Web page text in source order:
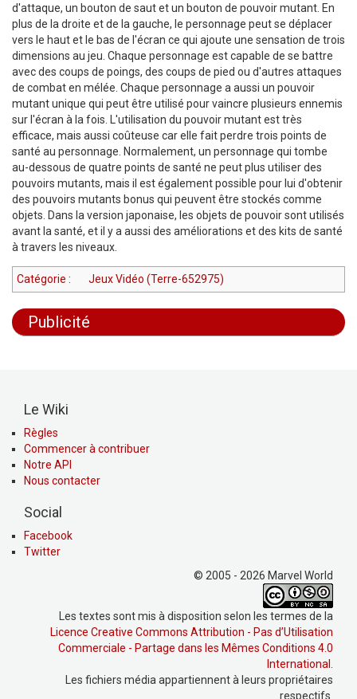
d'attaque, un bouton de saut et un bouton de pouvoir mutant. En
plus de la droite et de la gauche, le personnage peut se déplacer
vers le haut et le bas de l'écran ce qui ajoute une sensation de trois
dimensions au jeu. Chaque personnage est capable de se battre
avec des coups de poings, des coups de pied ou d'autres attaques
de combat en mélée. Chaque personnage a aussi un pouvoir
mutant unique qui peut être utilisé pour vaincre plusieurs ennemis
sur l'écran à la fois. L'utilisation du pouvoir mutant est très
efficace, mais aussi coûteuse car elle fait perdre trois points de
santé au personnage. Normalement, un personnage qui tombe
au-dessous de quatre points de santé ne peut plus utiliser des
pouvoirs mutants, mais il est également possible pour lui d'obtenir
des pouvoirs mutants bonus qui peuvent être stockés comme
objets. Dans la version japonaise, les objets de pouvoir sont utilisés
avant la santé, et il y a aussi des améliorations et des kits de santé
à travers les niveaux.
Catégorie : Jeux Vidéo (Terre-652975)
Publicité
Le Wiki
Règles
Commencer à contribuer
Notre API
Nous contacter
Social
Facebook
Twitter
© 2005 - 2026 Marvel World
Les textes sont mis à disposition selon les termes de la
Licence Creative Commons Attribution - Pas d’Utilisation
Commerciale - Partage dans les Mêmes Conditions 4.0
International
Les fichiers média appartiennent à leurs propriétaires
respectifs.